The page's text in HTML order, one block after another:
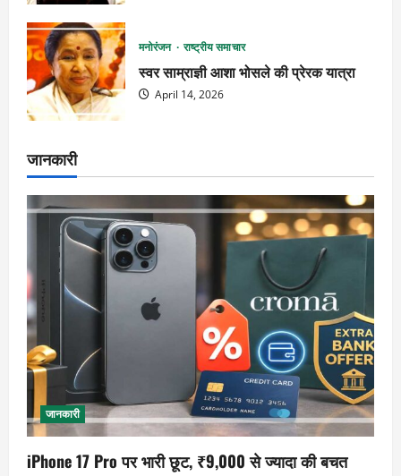
मनोरंजन राष्ट्रीय समाचार
स्वर साम्राज्ञी आशा भोसले की प्रेरक यात्रा
April 14, 2026
जानकारी
जानकारी
iPhone 17 Pro पर भारी छूट, ₹9,000 से ज्यादा की बचत